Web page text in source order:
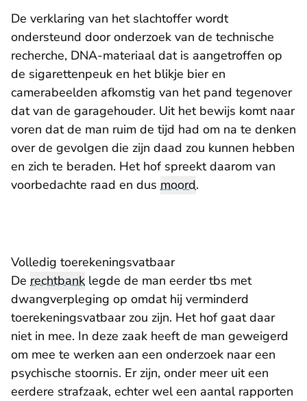
De verklaring van het slachtoffer wordt
ondersteund door onderzoek van de technische
recherche, DNA-materiaal dat is aangetroffen op
de sigarettenpeuk en het blikje bier en
camerabeelden afkomstig van het pand tegenover
dat van de garagehouder. Uit het bewijs komt naar
voren dat de man ruim de tijd had om na te denken
over de gevolgen die zijn daad zou kunnen hebben
en zich te beraden. Het hof spreekt daarom van
voorbedachte raad en dus moord.
Volledig toerekeningsvatbaar
De rechtbank legde de man eerder tbs met
dwangverpleging op omdat hij verminderd
toerekeningsvatbaar zou zijn. Het hof gaat daar
niet in mee. In deze zaak heeft de man geweigerd
om mee te werken aan een onderzoek naar een
psychische stoornis. Er zijn, onder meer uit een
eerdere strafzaak, echter wel een aantal rapporten